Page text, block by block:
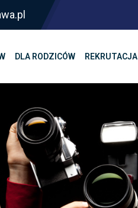
DLA RODZICÓW REKRUTACJA